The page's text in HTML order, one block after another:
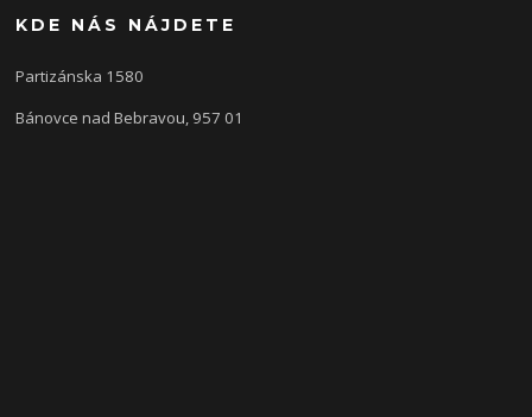
KDE NÁS NÁJDETE
Partizánska 1580
Bánovce nad Bebravou, 957 01